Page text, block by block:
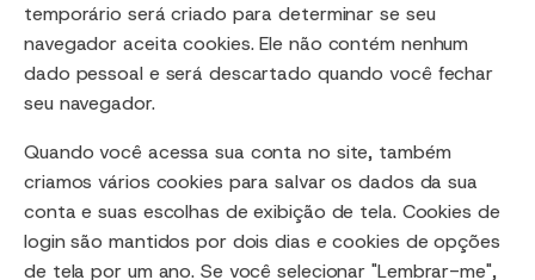
temporário será criado para determinar se seu
navegador aceita cookies. Ele não contém nenhum
dado pessoal e será descartado quando você fechar
seu navegador.
Quando você acessa sua conta no site, também
criamos vários cookies para salvar os dados da sua
conta e suas escolhas de exibição de tela. Cookies de
login são mantidos por dois dias e cookies de opções
de tela por um ano. Se você selecionar "Lembrar-me",